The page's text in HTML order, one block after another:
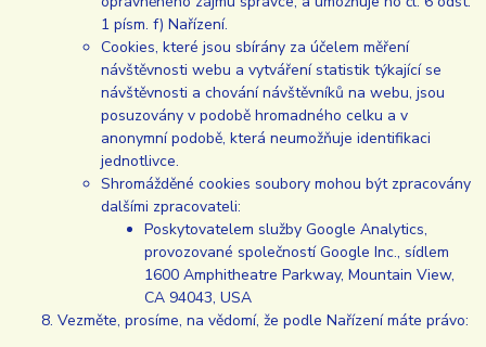
1 písm. f) Nařízení.
Cookies, které jsou sbírány za účelem měření
návštěvnosti webu a vytváření statistik týkající se
návštěvnosti a chování návštěvníků na webu, jsou
posuzovány v podobě hromadného celku a v
anonymní podobě, která neumožňuje identifikaci
jednotlivce.
Shromážděné cookies soubory mohou být zpracovány
dalšími zpracovateli:
Poskytovatelem služby Google Analytics,
provozované společností Google Inc., sídlem
1600 Amphitheatre Parkway, Mountain View,
CA 94043, USA
Vezměte, prosíme, na vědomí, že podle Nařízení máte právo: